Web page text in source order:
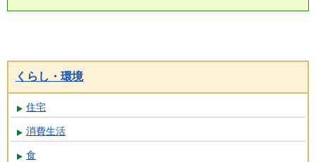
くらし・環境
住宅
消費生活
食